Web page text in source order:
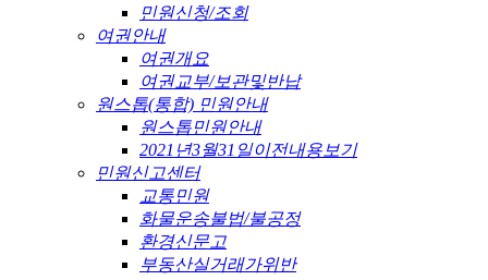
민원신청/조회
여권안내
여권개요
여권교부/보관및반납
원스톱(통합) 민원안내
원스톱민원안내
2021년3월31일이전내용보기
민원신고센터
교통민원
화물운송불법/불공정
환경신문고
부동산실거래가위반